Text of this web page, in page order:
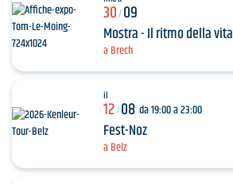
30/09
Mostra - Il ritmo della vita
a Brech
il
12/08 da 19:00 a 23:00
Fest-Noz
a Belz